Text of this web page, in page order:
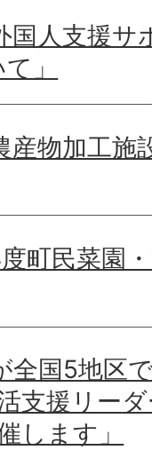
国人支援サ
」
産物加工施
町民菜園
全国5地区
支援リー
します」